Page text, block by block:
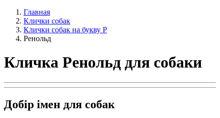
Главная
Клички собак
Клички собак на букву Р
Ренольд
Кличка Ренольд для собаки
Добір імен для собак